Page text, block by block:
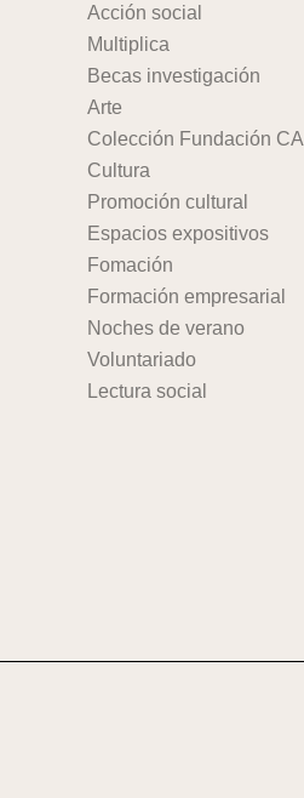
Acción social
Multiplica
Becas investigación
Arte
Colección Fundación CAI
Cultura
Promoción cultural
Espacios expositivos
Fomación
Formación empresarial
Noches de verano
Voluntariado
Lectura social